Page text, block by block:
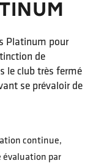
Platinum pour
de
le club très fermé
se prévaloir de
continue,
évaluation par